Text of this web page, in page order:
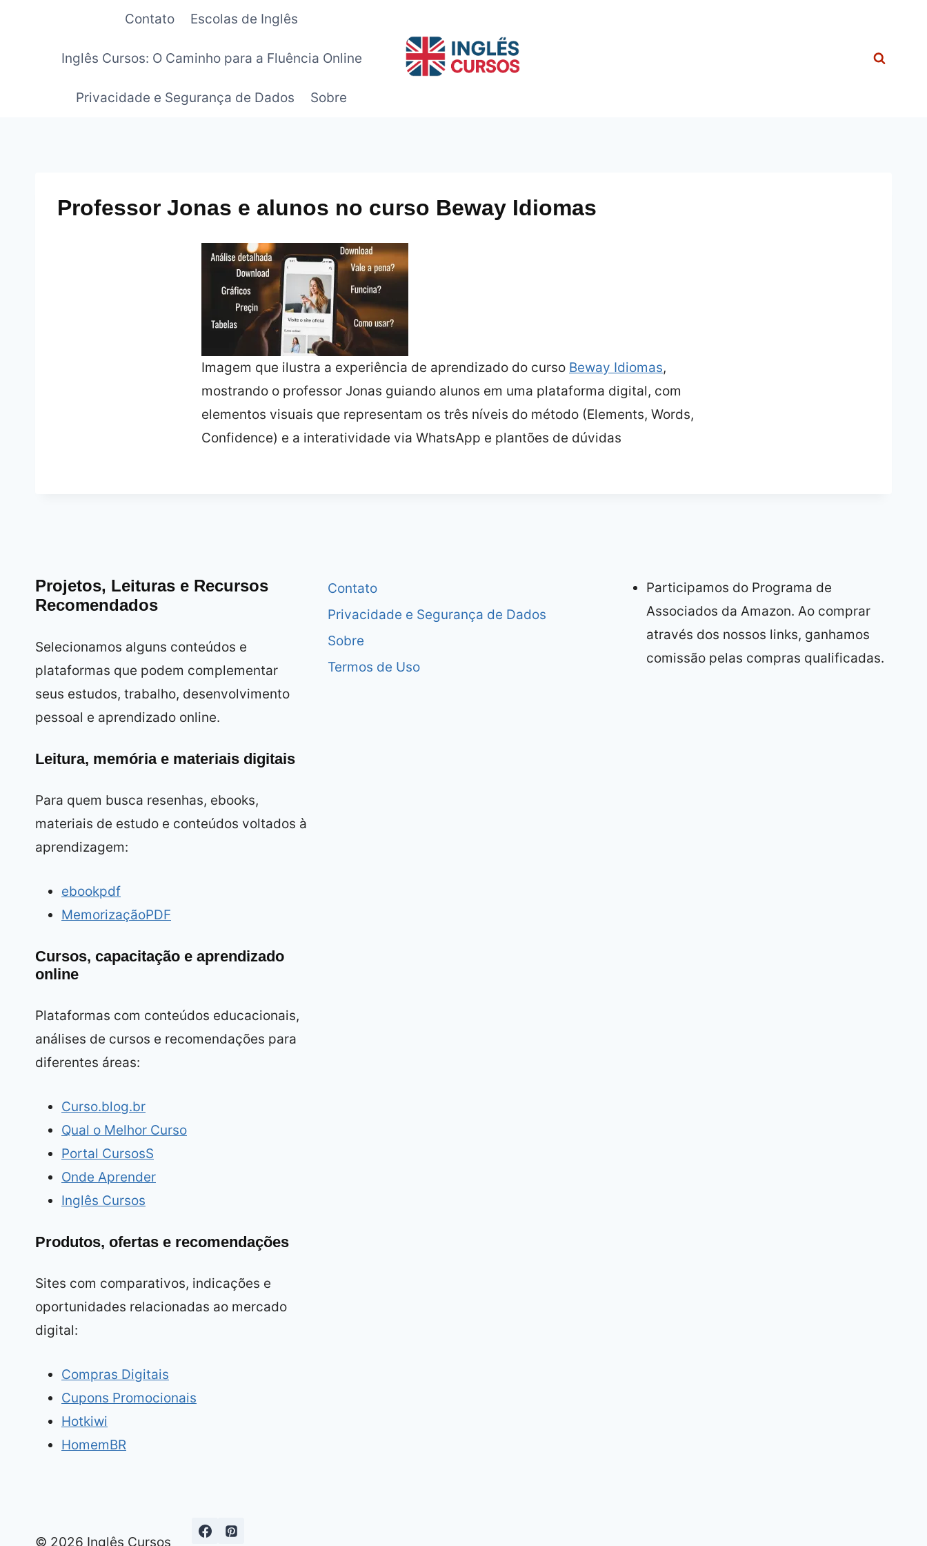
Contato Escolas de Inglês
Inglês Cursos: O Caminho para a Fluência Online
Privacidade e Segurança de Dados Sobre
Professor Jonas e alunos no curso Beway Idiomas
Imagem que ilustra a experiência de aprendizado do curso Beway Idiomas,
mostrando o professor Jonas guiando alunos em uma plataforma digital, com
elementos visuais que representam os três níveis do método (Elements, Words,
Confidence) e a interatividade via WhatsApp e plantões de dúvidas
Projetos, Leituras e Recursos
Recomendados
Selecionamos alguns conteúdos e
plataformas que podem complementar
seus estudos, trabalho, desenvolvimento
pessoal e aprendizado online.
Leitura, memória e materiais digitais
Para quem busca resenhas, ebooks,
materiais de estudo e conteúdos voltados à
aprendizagem:
ebookpdf
MemorizaçãoPDF
Cursos, capacitação e aprendizado
online
Plataformas com conteúdos educacionais,
análises de cursos e recomendações para
diferentes áreas:
Curso.blog.br
Qual o Melhor Curso
Portal CursosS
Onde Aprender
Inglês Cursos
Produtos, ofertas e recomendações
Sites com comparativos, indicações e
oportunidades relacionadas ao mercado
digital:
Compras Digitais
Cupons Promocionais
Hotkiwi
HomemBR
Contato
Privacidade e Segurança de Dados
Sobre
Termos de Uso
Participamos do Programa de
Associados da Amazon. Ao comprar
através dos nossos links, ganhamos
comissão pelas compras qualificadas.
© 2026 Inglês Cursos